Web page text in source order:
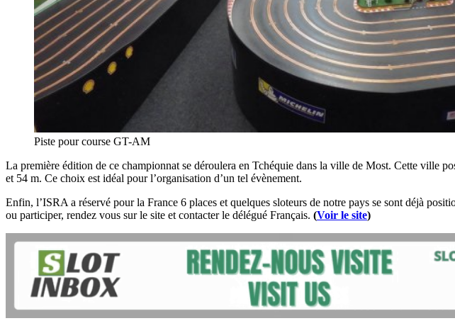
Piste pour course GT-AM
La première édition de ce championnat se déroulera en Tchéquie dans la ville de Most. Cette ville
et 54 m. Ce choix est idéal pour l’organisation d’un tel évènement.
Enfin, l’ISRA a réservé pour la France 6 places et quelques sloteurs de notre pays se sont déjà
ou participer, rendez vous sur le site et contacter le délégué Français. (Voir le site)